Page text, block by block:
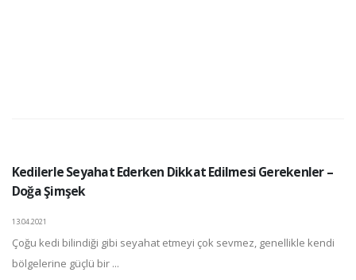
Kedilerle Seyahat Ederken Dikkat Edilmesi Gerekenler –
Doğa Şimşek
13.04.2021
Çoğu kedi bilindiği gibi seyahat etmeyi çok sevmez, genellikle kendi
bölgelerine güçlü bir ...